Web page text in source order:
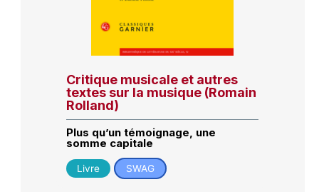
Critique musicale et autres
textes sur la musique (Romain
Rolland)
Plus qu’un témoignage, une
somme capitale
Livre SWAG